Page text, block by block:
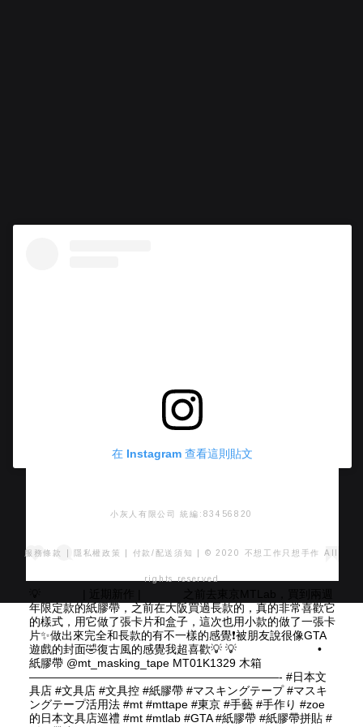
在 Instagram 查看這則貼文
年限定款的紙膠帶，之前在大阪買過長款的，真的非常喜歡它
的樣式，用它做了張卡片和盒子，這次也用小款的做了一張卡
片✨做出來完全和長款的有不一樣的感覺❗️被朋友說很像GTA
遊戲的封面🤣復古風的感覺我超喜歡💡 💡 ⠀⠀ ⠀⠀ ⠀⠀ ⠀⠀ •
紙膠帶 @mt_masking_tape MT01K1329 木箱 ⠀⠀⠀
——————————————————————- #日本文
具店 #文具店 #文具控 #紙膠帶 #マスキングテープ #マスキ
ングテープ活用法 #mt #mttape #東京 #手藝 #手作り #zoe
的日本文具店巡禮 #mt #mtlab #GTA #紙膠帶 #紙膠帶拼貼 #
小灰人有限公司 統編:83456820
服務條款 隱私權政策 付款/配送須知 | © 2020 不想工作只想手作 All
rights reserved